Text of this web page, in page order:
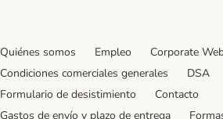
Quiénes somos Empleo Corporate
Condiciones comerciales generales
DSA
Formulario de desistimiento
Contacto
Gastos de envío y plazo de entrega